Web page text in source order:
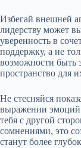
Избегай внешней
лидерству может
уверенность в
поддержку, а не
возможности быть
пространство для
Не стесняйся
выражении эмоций
тебя с другой
сомнениями, это
станут более